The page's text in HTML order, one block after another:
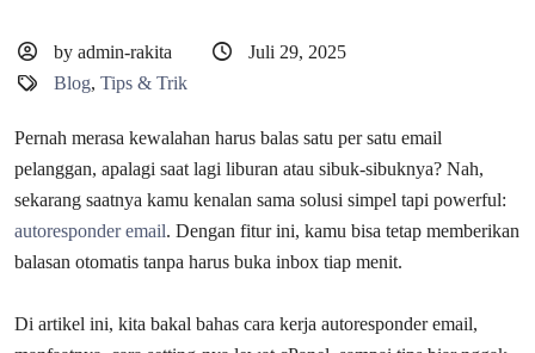
by admin-rakita
Juli 29, 2025
Blog,Tips & Trik
Pernah merasa kewalahan harus balas satu per satu email
pelanggan, apalagi saat lagi liburan atau sibuk-sibuknya? Nah,
sekarang saatnya kamu kenalan sama solusi simpel tapi powerful:
autoresponder email. Dengan fitur ini, kamu bisa tetap memberikan
balasan otomatis tanpa harus buka inbox tiap menit.
Di artikel ini, kita bakal bahas cara kerja autoresponder email,